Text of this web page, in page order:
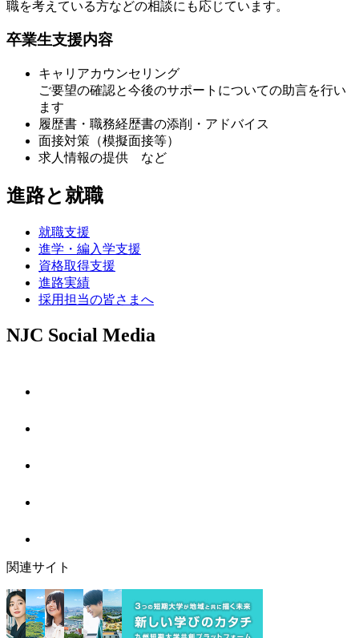
職を考えている方などの相談にも応じています。
卒業生支援内容
キャリアカウンセリング
ご要望の確認と今後のサポートについての助言を行い
ます
履歴書・職務経歴書の添削・アドバイス
面接対策（模擬面接等）
求人情報の提供 など
進路と就職
就職支援
進学・編入学支援
資格取得⽀援
進路実績
採用担当の皆さまへ
NJC Social Media
関連サイト